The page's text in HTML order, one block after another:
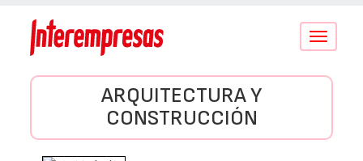
Conmutar
ARQUITECTURA Y
CONSTRUCCIÓN